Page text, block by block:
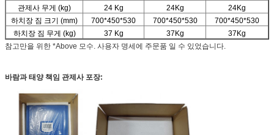
관제사 무게 (kg)
24 Kg 24Kg
24Kg
하치장 짐 크기 (mm)
700*450*530 700*450*530
700*450*530
하치장 짐 무게 (kg)
37 Kg 37Kg
37Kg
참고만을 위한 *Above 모수. 사용자 명세에 주문품 일 수 있었습니다.
바람과 태양 책임 관제사 포장: